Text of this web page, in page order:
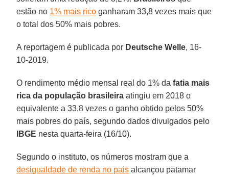
estão no 1% mais rico ganharam 33,8 vezes mais que
o total dos 50% mais pobres.
A reportagem é publicada por Deutsche Welle, 16-
10-2019.
O rendimento médio mensal real do 1% dafatia mais
rica da população brasileira atingiu em 2018 o
equivalente a 33,8 vezes o ganho obtido pelos 50%
mais pobres do país, segundo dados divulgados pelo
IBGE nesta quarta-feira (16/10).
Segundo o instituto, os números mostram que a
desigualdade de renda no pais alcançou patamar